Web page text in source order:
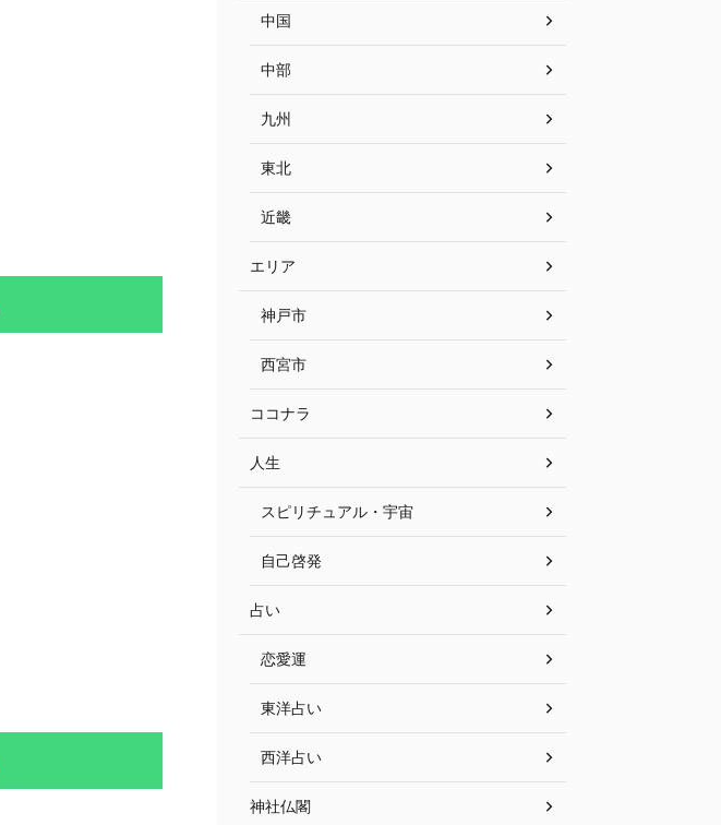
中国
中部
九州
東北
近畿
エリア
神戸市
西宮市
ココナラ
人生
スピリチュアル・宇宙
自己啓発
占い
恋愛運
東洋占い
西洋占い
神社仏閣